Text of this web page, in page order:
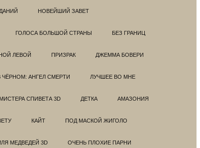
НОВЕЙШИЙ ЗАВЕТ
ГОЛОСА БОЛЬШОЙ СТРАНЫ БЕЗ ГРАНИЦ
ЛЕВОЙ ПРИЗРАК ДЖЕММА БОВЕРИ
АНГЕЛ СМЕРТИ ЛУЧШЕЕ ВО МНЕ
СПИВЕТА 3D ДЕТКА АМАЗОНИЯ
КАЙТ ПОД МАСКОЙ ЖИГОЛО
МЕДВЕДЕЙ 3D ОЧЕНЬ ПЛОХИЕ ПАРНИ